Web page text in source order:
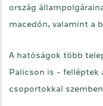
ország
macedón, valamint a
A hatóságok több
Palicson is - felléptek
csoportokkal